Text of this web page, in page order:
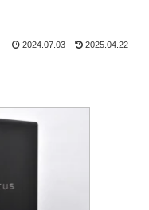
2024.07.03 2025.04.22